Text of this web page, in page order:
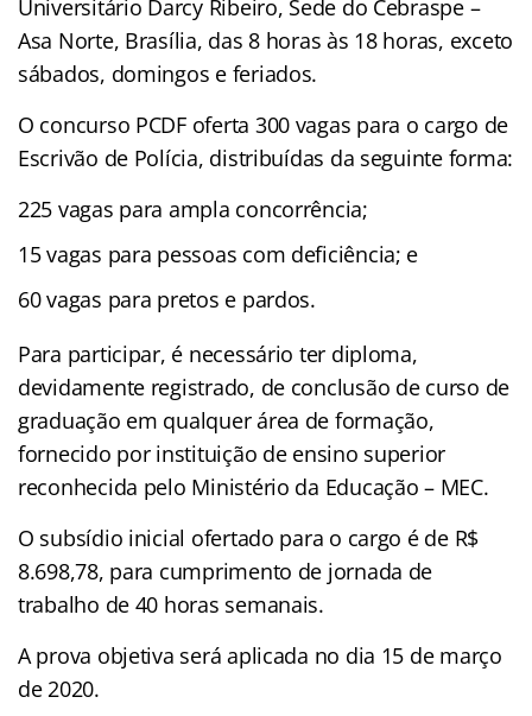
Universitário Darcy Ribeiro, Sede do Cebraspe –
Asa Norte, Brasília, das 8 horas às 18 horas, exceto
sábados, domingos e feriados.
O concurso PCDF oferta 300 vagas para o cargo de
Escrivão de Polícia, distribuídas da seguinte forma:
225 vagas para ampla concorrência;
15 vagas para pessoas com deficiência; e
60 vagas para pretos e pardos.
Para participar, é necessário ter diploma,
devidamente registrado, de conclusão de curso de
graduação em qualquer área de formação,
fornecido por instituição de ensino superior
reconhecida pelo Ministério da Educação – MEC.
O subsídio inicial ofertado para o cargo é de R$
8.698,78, para cumprimento de jornada de
trabalho de 40 horas semanais.
A prova objetiva será aplicada no dia 15 de março
de 2020.